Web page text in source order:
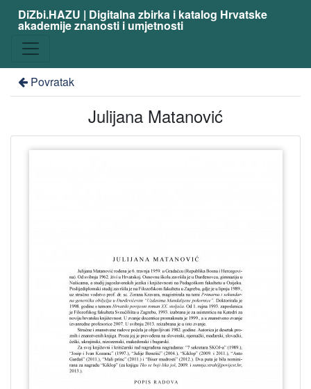
DiZbi.HAZU | Digitalna zbirka i katalog Hrvatske
akademije znanosti i umjetnosti
Povratak
Julijana Matanović